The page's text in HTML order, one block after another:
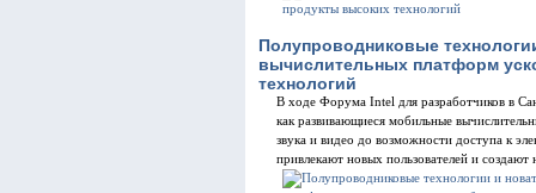
Полупроводниковые
вычислительных платформ
технологий
В ходе Форума Intel для разработчиков в
как развивающиеся мобильные
звука и видео до возможности доступа к
привлекают новых пользователей и